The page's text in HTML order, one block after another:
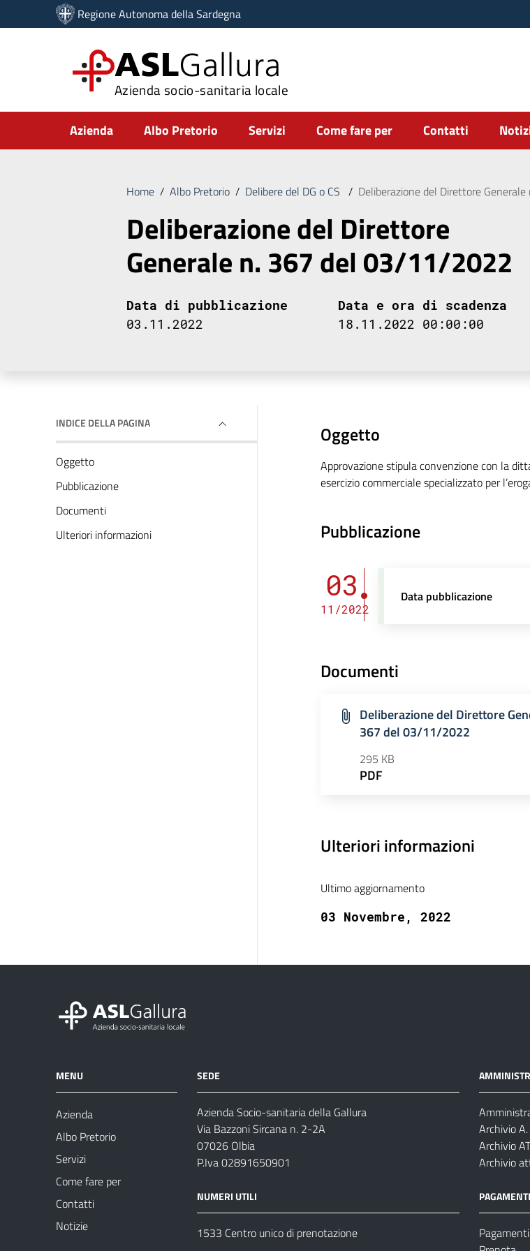
Vai ai contenuti
Vai al menu di navigazione
Regione Autonoma della Sardegna
ASLGallura
Azienda socio-sanitaria locale
Submenu
Azienda Albo Pretorio Servizi Come fare per Contatti
Home / Albo Pretorio / Delibere del DG o CS / Deliberazione del Direttore
Deliberazione del Direttore
Generale n. 367 del 03/11/2022
Data di pubblicazione
03.11.2022
Data e ora di scadenza
18.11.2022 00:00:00
INDICE DELLA PAGINA
Oggetto
Pubblicazione
Documenti
Ulteriori informazioni
Oggetto
Approvazione stipula convenzione con la
esercizio commerciale specializzato per
Pubblicazione
03
11/2022
Data pubblicazione
Documenti
Deliberazione del Direttore
367 del 03/11/2022
295 KB
PDF
Ulteriori informazioni
Ultimo aggiornamento
03 Novembre, 2022
MENU
Azienda
Albo Pretorio
Servizi
Come fare per
Contatti
Notizie
SEDE
Azienda Socio-sanitaria della Gallura
Via Bazzoni Sircana n. 2-2A
07026 Olbia
P.Iva 02891650901
NUMERI UTILI
1533 Centro unico di prenotazione
Archivio
Archivio
Archivio